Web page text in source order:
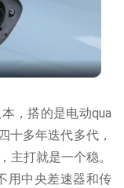
，搭的是电动qua
十多年迭代多代，
主打就是一个稳。
用中央差速器和传